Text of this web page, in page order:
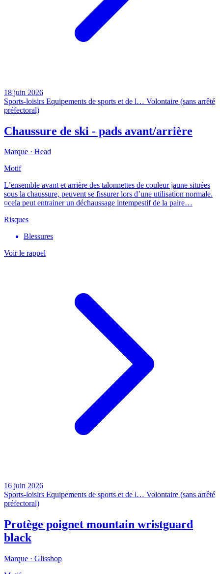
18 juin 2026
Sports-loisirs Equipements de sports et de l… Volontaire (sans arrêté
préfectoral)
Chaussure de ski - pads avant/arrière
Marque · Head
Motif
L’ensemble avant et arrière des talonnettes de couleur jaune situées
sous la chaussure, peuvent se fissurer lors d’une utilisation normale.
¤cela peut entrainer un déchaussage intempestif de la paire…
Risques
Blessures
Voir le rappel
16 juin 2026
Sports-loisirs Equipements de sports et de l… Volontaire (sans arrêté
préfectoral)
Protège poignet mountain wristguard
black
Marque · Glisshop